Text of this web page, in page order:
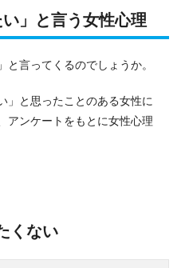
い」と言う女性心理
言ってくるのでしょうか。
」と思ったことのある女性に
アンケートをもとに女性心理
くない